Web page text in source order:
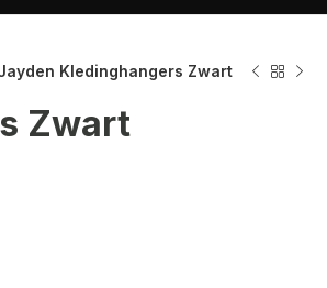
Kledinghangers Zwart
Zwart